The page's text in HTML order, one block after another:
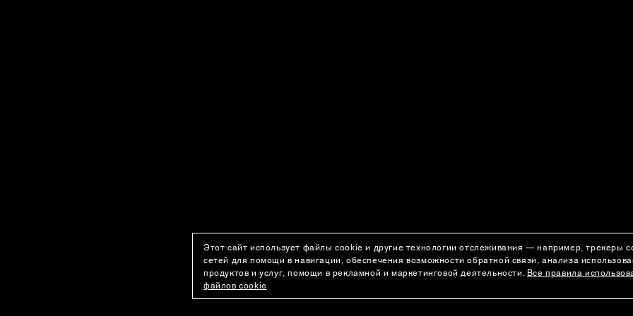
Этот сайт использует файлы cookie и другие технологии отслеживания — например, трекеры
сетей для помощи в навигации, обеспечения возможности обратной связи, анализа
продуктов и услуг, помощи в рекламной и маркетинговой деятельности. Все правила
файлов cookie